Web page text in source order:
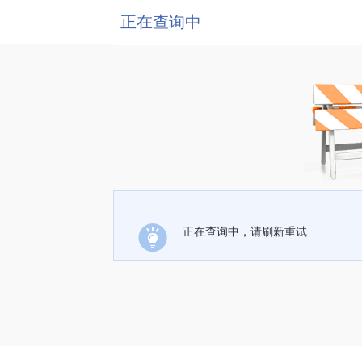
正在查询中
正在查询中，请刷新重试